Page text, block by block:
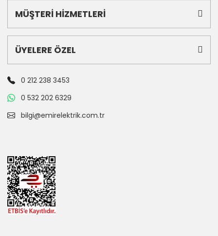
MÜŞTERİ HİZMETLERİ
ÜYELERE ÖZEL
0 212 238 3453
0 532 202 6329
bilgi@emirelektrik.com.tr